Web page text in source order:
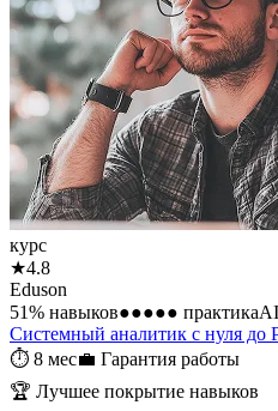
курс
★4.8
Eduson
51% навыков●●●●● практикаAI
Системный аналитик с нуля до
⏱ 8 мес💼 Гарантия работы
🏆 Лучшее покрытие навыков